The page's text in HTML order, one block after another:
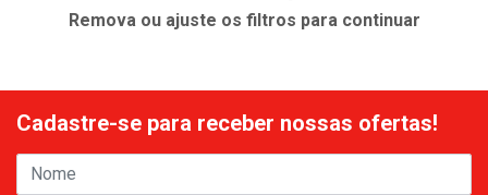
Remova ou ajuste os filtros para continuar
Cadastre-se para receber nossas ofertas!